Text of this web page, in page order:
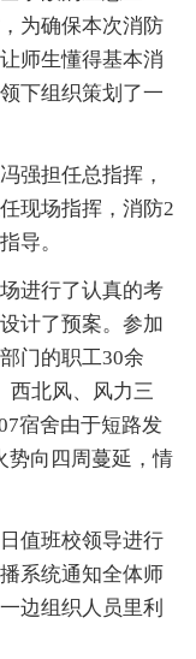
为确保本次消防
师生懂得基本消
下组织策划了一
强担任总指挥，
现场指挥，消防2
导。
进行了认真的考
计了预案。参加
门的职工30余
西北风、风力三
宿舍由于短路发
势向四周蔓延，情
值班校领导进行
系统通知全体师
边组织人员里利